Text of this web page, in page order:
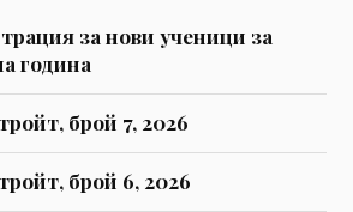
за нови ученици за
година
брой 7, 2026
брой 6, 2026